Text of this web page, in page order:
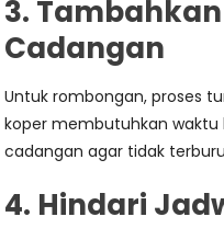
3.
Cadangan
Untuk rombongan, proses
koper membutuhkan
cadangan agar tidak
4. Hindari